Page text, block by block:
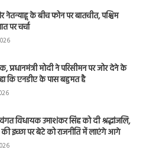
नेतन्याहू के बीच फोन पर बातचीत, पश्चिम
पर चर्चा
प्रधानमंत्री मोदी ने परिसीमन पर जोर देने के
कि एनडीए के पास बहुमत है
विधायक उमाशंकर सिंह को दी श्रद्धांजलि,
इच्छा पर बेटे को राजनीति में लाएंगे आगे